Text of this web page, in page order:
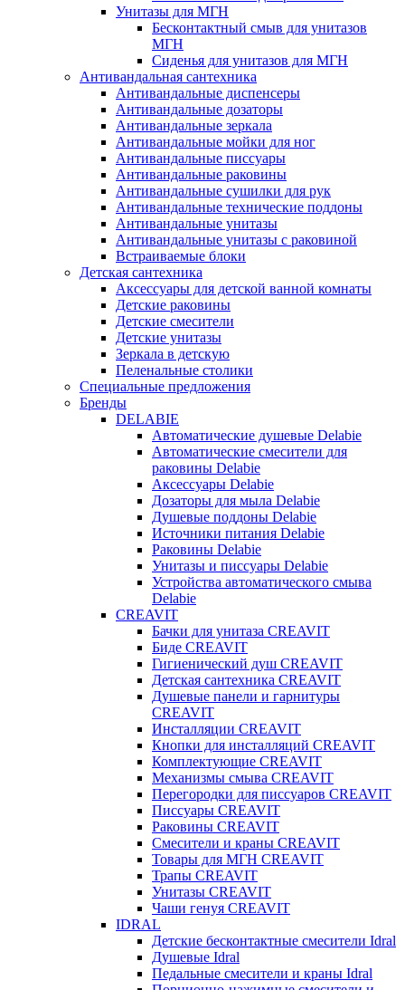
Унитазы для МГН
Бесконтактный смыв для унитазов
МГН
Сиденья для унитазов для МГН
Антивандальная сантехника
Антивандальные диспенсеры
Антивандальные дозаторы
Антивандальные зеркала
Антивандальные мойки для ног
Антивандальные писсуары
Антивандальные раковины
Антивандальные сушилки для рук
Антивандальные технические поддоны
Антивандальные унитазы
Антивандальные унитазы с раковиной
Встраиваемые блоки
Детская сантехника
Аксессуары для детской ванной комнаты
Детские раковины
Детские смесители
Детские унитазы
Зеркала в детскую
Пеленальные столики
Специальные предложения
Бренды
DELABIE
Автоматические душевые Delabie
Автоматические смесители для
раковины Delabie
Аксессуары Delabie
Дозаторы для мыла Delabie
Душевые поддоны Delabie
Источники питания Delabie
Раковины Delabie
Унитазы и писсуары Delabie
Устройства автоматического смыва
Delabie
CREAVIT
Бачки для унитаза CREAVIT
Биде CREAVIT
Гигиенический душ CREAVIT
Детская сантехника CREAVIT
Душевые панели и гарнитуры
CREAVIT
Инсталляции CREAVIT
Кнопки для инсталляций CREAVIT
Комплектующие CREAVIT
Механизмы смыва CREAVIT
Перегородки для писсуаров CREAVIT
Писсуары CREAVIT
Раковины CREAVIT
Смесители и краны CREAVIT
Товары для МГН CREAVIT
Трапы CREAVIT
Унитазы CREAVIT
Чаши генуя CREAVIT
IDRAL
Детские бесконтактные смесители Idral
Душевые Idral
Педальные смесители и краны Idral